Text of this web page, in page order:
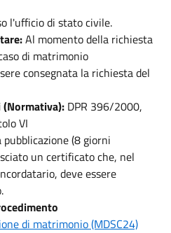
l'ufficio di stato civile.
Al momento della richiesta
di matrimonio
consegnata la richiesta del
DPR 396/2000,
VI
(8 giorni
un certificato che, nel
deve essere
di matrimonio (MDSC24)